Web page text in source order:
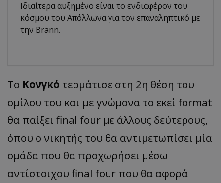
Ιδιαίτερα αυξημένο είναι το ενδιαφέρον του
κόσμου του Απόλλωνα για τον επαναληπτικό με
την Brann.
Το Κονγκό τερμάτισε στη 2η θέση του
ομίλου του και με γνώμονα το εκεί format
θα παίξει final four με άλλους δεύτερους,
όπου ο νικητής του θα αντιμετωπίσει μία
ομάδα που θα προχωρήσει μέσω
αντίστοιχου final four που θα αφορά